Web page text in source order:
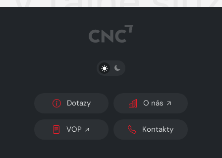
PŘEPNOUT SVĚTLÝ/TMAVÝ REŽIM
Dotazy O nás
VOP Kontakty